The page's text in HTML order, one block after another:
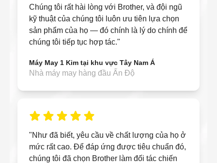
Chúng tôi rất hài lòng với Brother, và đội ngũ
kỹ thuật của chúng tôi luôn ưu tiên lựa chọn
sản phẩm của họ — đó chính là lý do chính để
chúng tôi tiếp tục hợp tác."
Máy May 1 Kim tại khu vực Tây Nam Á
Nhà máy may hàng đầu Ấn Độ
"Như đã biết, yêu cầu về chất lượng của họ ở
mức rất cao. Để đáp ứng được tiêu chuẩn đó,
chúng tôi đã chọn Brother làm đối tác chiến